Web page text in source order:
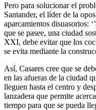
Pero para solucionar el
Santander, el líder de la
aparcamientos disuasorios:
que se pasee, una ciudad
XXI, debe evitar que los
se evita mediante la
Así, Casares cree que se
en las afueras de la ciudad
lleguen hasta el centro y
lanzadera que permite
tiempo para que se pueda